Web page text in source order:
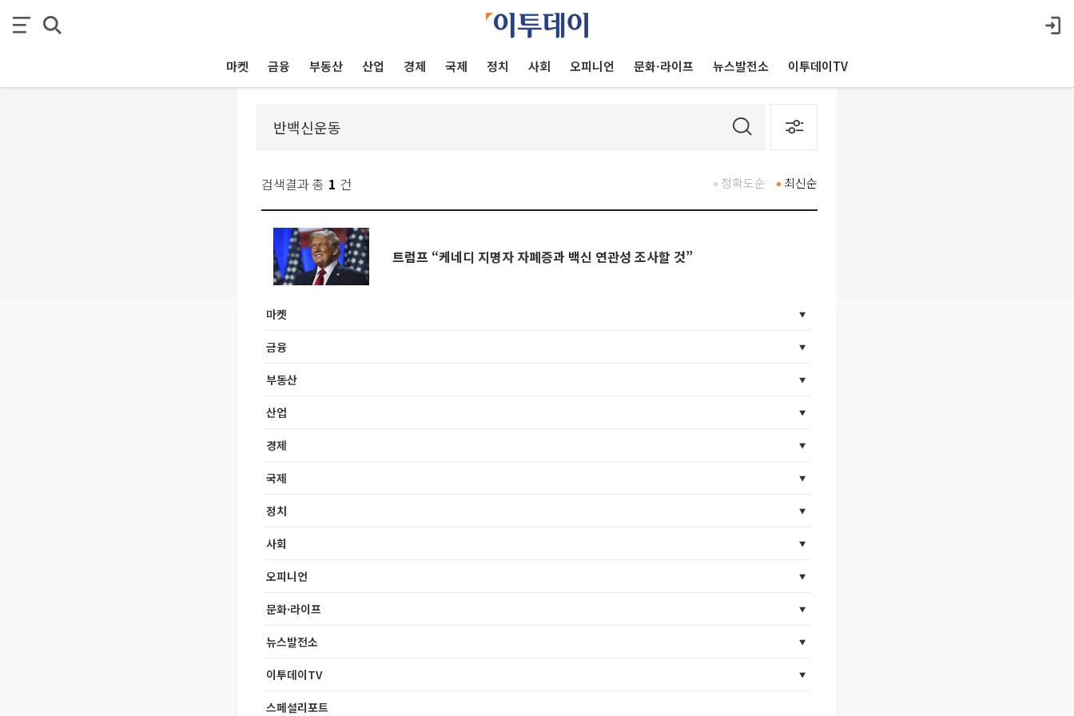
마켓 금융 부동산 산업 경제 국제 정치 사회 오피니언 문화·라이프 뉴스발전소 이투데이TV
검색결과 총 1 건 최신순
정확도순
트럼프 “케네디 지명자 자폐증과 백신 연관성 조사할 것”
마켓
금융
부동산
산업
경제
국제
정치
사회
오피니언
문화·라이프
뉴스발전소
이투데이TV
스페셜리포트